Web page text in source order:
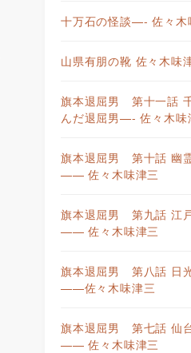
十万石の怪談—- 佐々木
山県有朋の靴 佐々木味
旗本退屈男 第十一話
んだ退屈男—- 佐々木味
旗本退屈男 第十話 幽
—— 佐々木味津三
旗本退屈男 第九話 江
—— 佐々木味津三
旗本退屈男 第八話 日
——佐々木味津三
旗本退屈男 第七話 仙
—— 佐々木味津三